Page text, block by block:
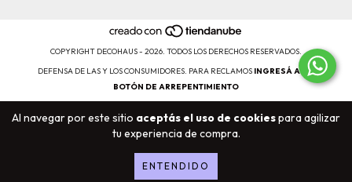
Al navegar por este sitio aceptás el uso de cookiespara agilizar
tu experiencia de compra.
ENTENDIDO
COPYRIGHT DECOHAUS - 2026. TODOS LOS DERECHOS RESERVADOS.
DEFENSA DE LAS Y LOS CONSUMIDORES. PARA RECLAMOS INGRESÁ ACÁ.
BOTÓN DE ARREPENTIMIENTO